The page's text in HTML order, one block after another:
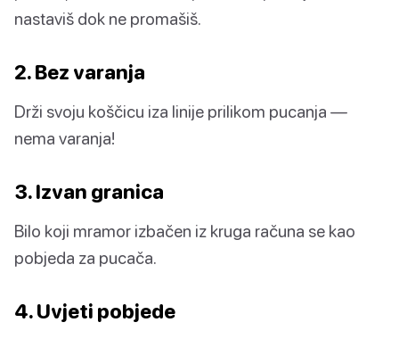
nastaviš dok ne promašiš.
2. Bez varanja
Drži svoju koščicu iza linije prilikom pucanja —
nema varanja!
3. Izvan granica
Bilo koji mramor izbačen iz kruga računa se kao
pobjeda za pucača.
4. Uvjeti pobjede